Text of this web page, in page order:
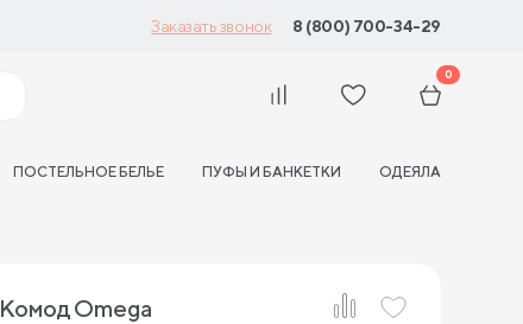
Заказать звонок 8 (800) 700-34-29
0
ПОСТЕЛЬНОЕ БЕЛЬЕ ПУФЫ И БАНКЕТКИ ОДЕЯЛА
Комод Omega